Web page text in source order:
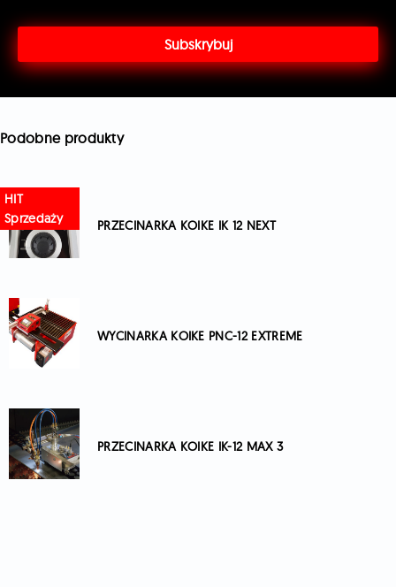
Podobne produkty
PRZECINARKA KOIKE IK 12 NEXT
WYCINARKA KOIKE PNC-12 EXTREME
PRZECINARKA KOIKE IK-12 MAX 3